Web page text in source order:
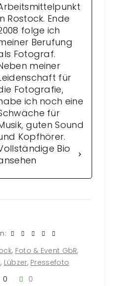
Rostock. Ende
folge ich
Berufung
Fotograf.
meiner
für
Fotografie,
ich noch eine
für
guten Sound
Kopfhörer.
Bio
, Foto & Event GbR,
, Lübzer, Pressefoto
0
0